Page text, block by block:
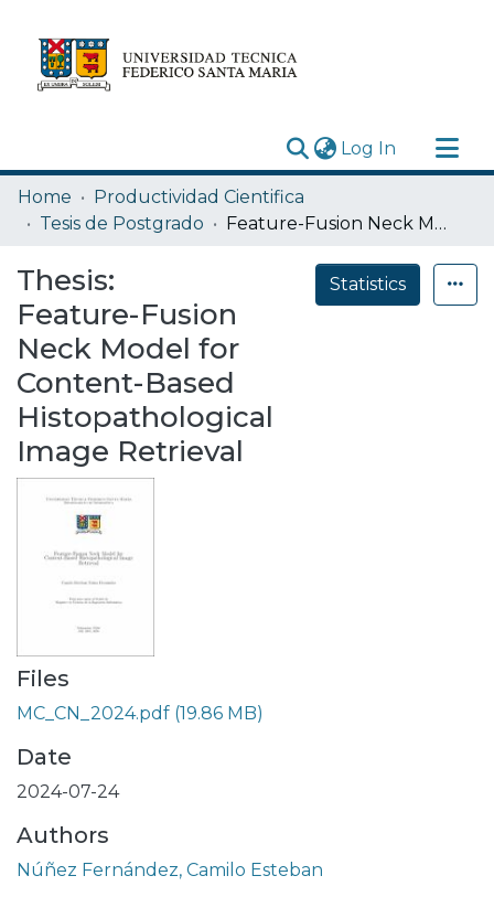
Log In (current)
Research Outputs
Statistics
Depósito
Home
Productividad Cientifica
Tesis de Postgrado
Feature-Fusion Neck Model for Content-Based Histopathological Image Retrieval
Thesis:
Feature-Fusion
Neck Model for
Content-Based
Histopathological
Image Retrieval
Statistics
Files
MC_CN_2024.pdf (19.86 MB)
Date
2024-07-24
Authors
Núñez Fernández, Camilo Esteban